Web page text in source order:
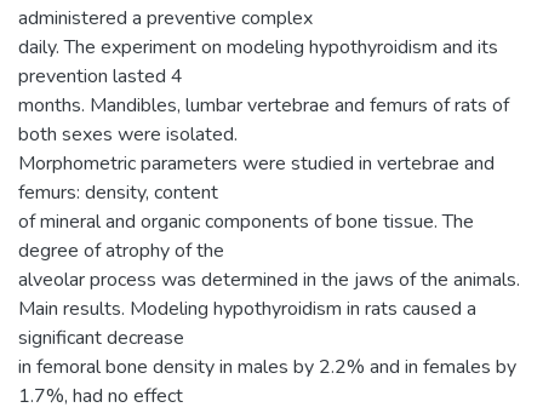
administered a preventive complex
daily. The experiment on modeling hypothyroidism and its
prevention lasted 4
months. Mandibles, lumbar vertebrae and femurs of rats of
both sexes were isolated.
Morphometric parameters were studied in vertebrae and
femurs: density, content
of mineral and organic components of bone tissue. The
degree of atrophy of the
alveolar process was determined in the jaws of the animals.
Main results. Modeling hypothyroidism in rats caused a
significant decrease
in femoral bone density in males by 2.2% and in females by
1.7%, had no effect